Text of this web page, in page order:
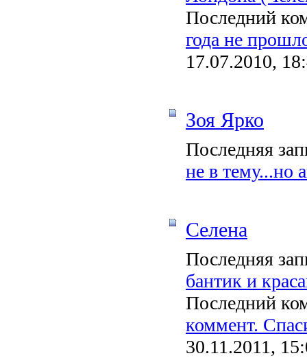
Последний
года не
17.07.2010,
Зоя Ярко
Последняя
не в тему...но
Селена
Последняя
бантик и
Последний
коммент.
30.11.2011,